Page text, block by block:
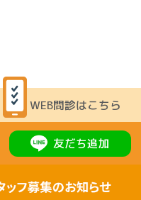
WEB問診はこちら
友だち追加